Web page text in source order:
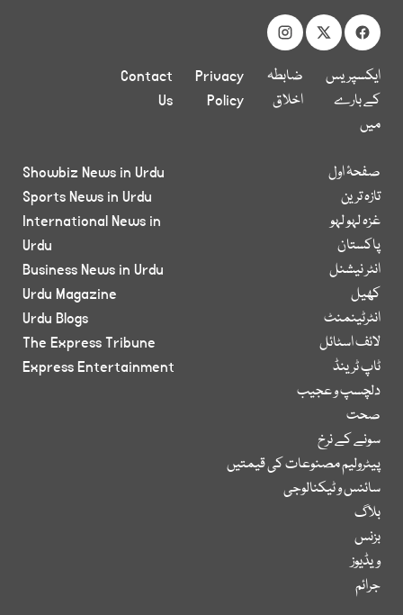
ایکسپریس
کے بارے
میں
ضابطہ
اخلاق
Privacy
Policy
Contact
Us
صفحۂ اول
تازہ ترین
غزہ لہو لہو
پاکستان
انٹر نیشنل
کھیل
انٹرٹینمنٹ
لائف اسٹائل
ٹاپ ٹرینڈ
دلچسپ و عجیب
صحت
سونے کے نرخ
پیٹرولیم مصنوعات کی قیمتیں
سائنس و ٹیکنالوجی
بلاگ
بزنس
ویڈیوز
جرائم
Showbiz News in Urdu
Sports News in Urdu
International News in
Urdu
Business News in Urdu
Urdu Magazine
Urdu Blogs
The Express Tribune
Express Entertainment